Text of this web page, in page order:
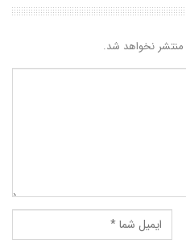
نخواهد شد.